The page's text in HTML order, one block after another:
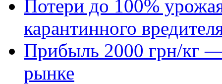
Потери до 100%
карантинного
Прибыль 2000 грн/кг —
рынке